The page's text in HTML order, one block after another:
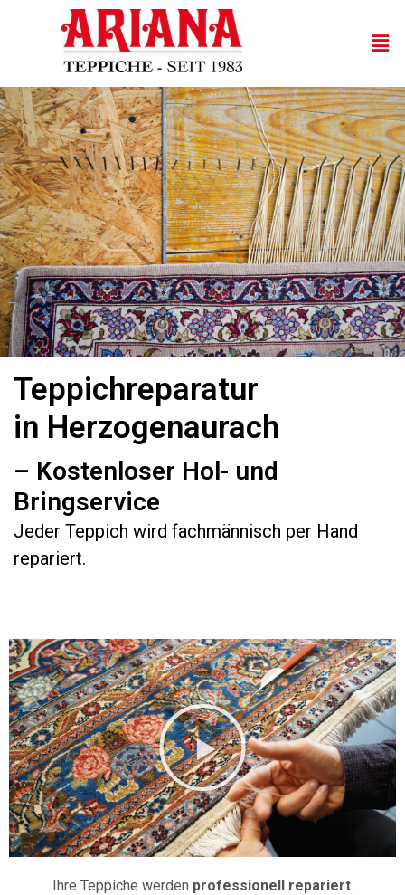
Teppichreparatur
in Herzogenaurach
– Kostenloser Hol- und
Bringservice
Jeder Teppich wird fachmännisch per Hand
repariert.
Ihre Teppiche werden professionell repariert.